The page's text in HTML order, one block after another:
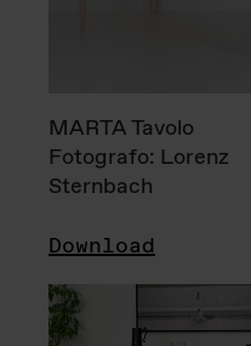
MARTA Tavolo
Fotografo: Lorenz
Sternbach
Download